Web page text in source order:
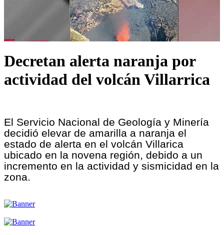
Decretan alerta naranja por
actividad del volcán Villarrica
El Servicio Nacional de Geología y Minería
decidió elevar de amarilla a naranja el
estado de alerta en el volcán Villarica
ubicado en la novena región, debido a un
incremento en la actividad y sismicidad en la
zona.